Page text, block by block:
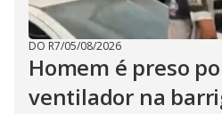
DO R7/05/08/2026
Homem é preso
ventilador na